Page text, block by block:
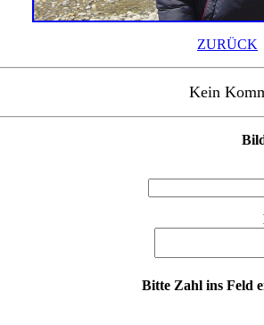
ZURÜCK
Kein
Bitte Zahl ins Feld